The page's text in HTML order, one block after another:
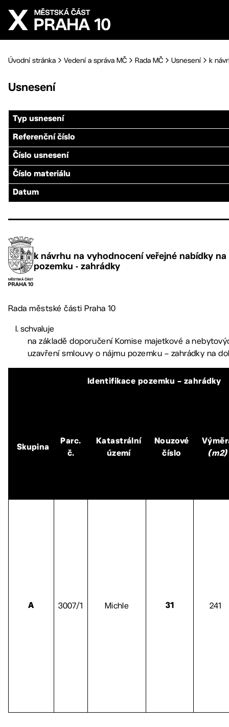
Přejít na hlavní obsah
Úvodní stránka Vedení a správa MČ Rada MČ Usnesení k
Usnesení
Typ usnesení
Referenční číslo
Číslo usnesení
Číslo materiálu
Datum
k návrhu na vyhodnocení veřejné nabídky
pozemku - zahrádky
Rada městské části Praha 10
schvaluje
na základě doporučení Komise majetkové a
uzavření smlouvy o nájmu pozemku – zahrádky na
Identifikace pozemku – zahrádky
Skupina
Parc.
č.
Katastrální
území
Nouzové
číslo
(m2)
A 3007/1 Michle 31 241